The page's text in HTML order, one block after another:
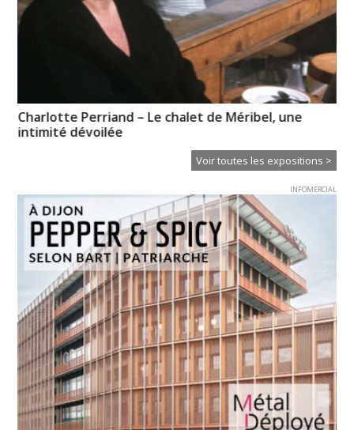
Charlotte Perriand – Le chalet de Méribel, une
intimité dévoilée
Voir toutes les expositions >
INFOMERCIAL